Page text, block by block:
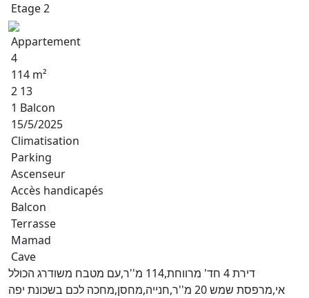
Etage 2
Appartement
4
114 m²
2 13
1 Balcon
15/5/2025
Climatisation
Parking
Ascenseur
Accès handicapés
Balcon
Terrasse
Mamad
Cave
דירת 4 חד' מרווחת,114 מ''ר,עם מטבח משודרג הכולל
אי,מרפסת שמש 20 מ''ר,חנייה,מחסן,מחכה לכם בשכונת יפה